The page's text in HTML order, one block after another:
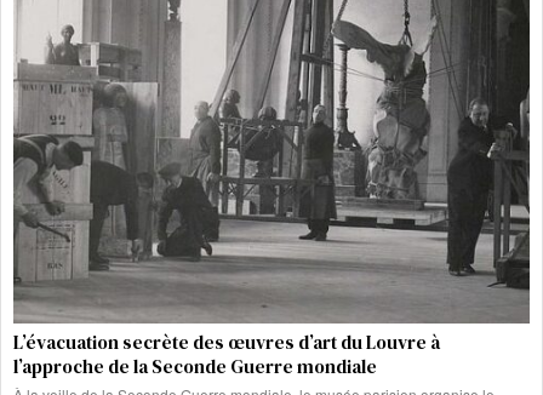
L’évacuation secrète des œuvres d’art du Louvre à
l’approche de la Seconde Guerre mondiale